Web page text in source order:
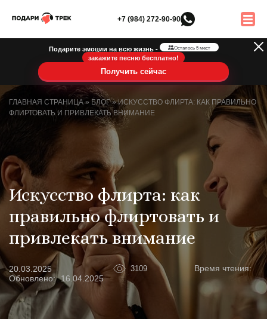
+7 (984) 272-90-90
Подарите эмоции на всю жизнь - Осталось 5 мест
закажите песню бесплатно!
Получить сейчас
ГЛАВНАЯ СТРАНИЦА» БЛОГ»ИСКУССТВО ФЛИРТА: КАК ПРАВИЛЬНО
ФЛИРТОВАТЬ И ПРИВЛЕКАТЬ ВНИМАНИЕ
Искусство флирта: как
правильно флиртовать и
привлекать внимание
20.03.2025 3109
Время чтения:
Обновлено: 16.04.2025